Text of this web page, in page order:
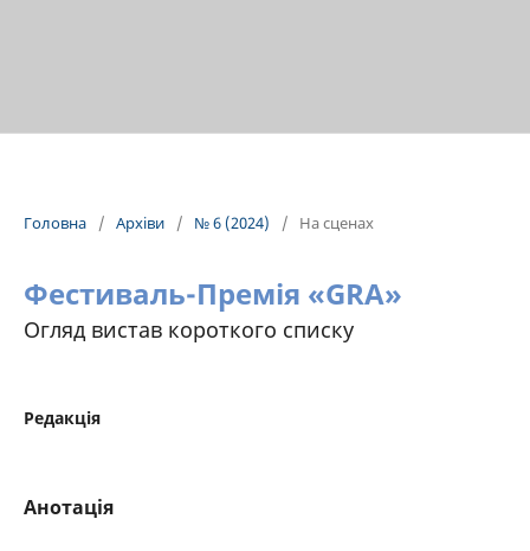
Головна / Архіви / № 6 (2024) / На сценах
Фестиваль-Премія «GRA»
Огляд вистав короткого списку
Редакція
Анотація